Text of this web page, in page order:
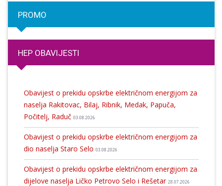
PROMO
HEP OBAVIJESTI
Obavijest o prekidu opskrbe električnom energijom za
naselja Rakitovac, Bilaj, Ribnik, Medak, Papuča,
Počitelj, Raduč 03.08.2026
Obavijest o prekidu opskrbe električnom energijom za
dio naselja Staro Selo 03.08.2026
Obavijest o prekidu opskrbe električnom energijom za
dijelove naselja Ličko Petrovo Selo i Rešetar 28.07.2026